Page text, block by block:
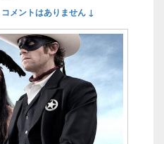
コメントはありません ↓